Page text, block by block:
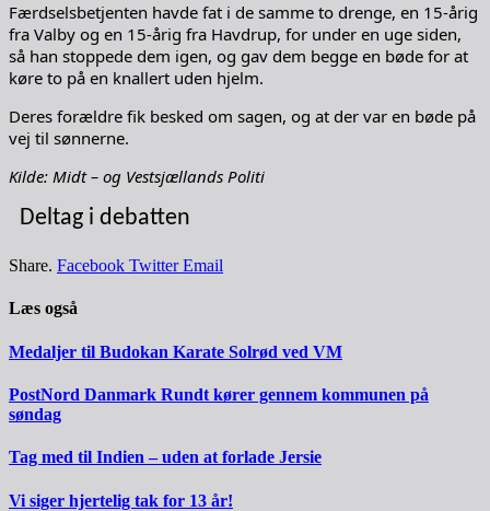
Færdselsbetjenten havde fat i de samme to drenge, en 15-årig
fra Valby og en 15-årig fra Havdrup, for under en uge siden,
så han stoppede dem igen, og gav dem begge en bøde for at
køre to på en knallert uden hjelm.
Deres forældre fik besked om sagen, og at der var en bøde på
vej til sønnerne.
Kilde: Midt – og Vestsjællands Politi
Deltag i debatten
Share. Facebook Twitter Email
Læs også
Medaljer til Budokan Karate Solrød ved VM
PostNord Danmark Rundt kører gennem kommunen på
søndag
Tag med til Indien – uden at forlade Jersie
Vi siger hjertelig tak for 13 år!